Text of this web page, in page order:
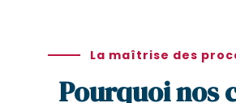
La maîtrise des
Pourquoi nos